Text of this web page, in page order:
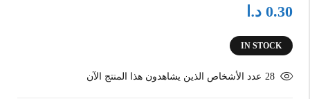
0.30 د.ا
IN STOCK
28 عدد الأشخاص الذين يشاهدون هذا المنتج الآن